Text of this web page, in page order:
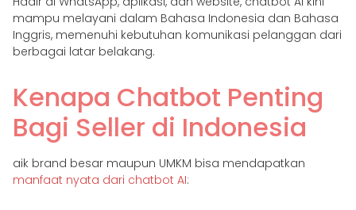
mampu melayani dalam Bahasa Indonesia dan Bahasa
Inggris, memenuhi kebutuhan komunikasi pelanggan dari
berbagai latar belakang.
Kenapa Chatbot Penting
Bagi Seller di Indonesia
aik brand besar maupun UMKM bisa mendapatkan
manfaat nyata dari chatbot AI: